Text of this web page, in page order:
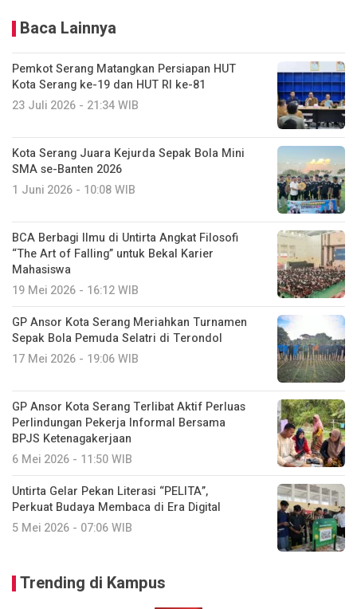
Baca Lainnya
Pemkot Serang Matangkan Persiapan HUT
Kota Serang ke-19 dan HUT RI ke-81
23 Juli 2026 - 21:34 WIB
Kota Serang Juara Kejurda Sepak Bola Mini
SMA se-Banten 2026
1 Juni 2026 - 10:08 WIB
BCA Berbagi Ilmu di Untirta Angkat Filosofi
“The Art of Falling” untuk Bekal Karier
Mahasiswa
19 Mei 2026 - 16:12 WIB
GP Ansor Kota Serang Meriahkan Turnamen
Sepak Bola Pemuda Selatri di Terondol
17 Mei 2026 - 19:06 WIB
GP Ansor Kota Serang Terlibat Aktif Perluas
Perlindungan Pekerja Informal Bersama
BPJS Ketenagakerjaan
6 Mei 2026 - 11:50 WIB
Untirta Gelar Pekan Literasi “PELITA”,
Perkuat Budaya Membaca di Era Digital
5 Mei 2026 - 07:06 WIB
Trending di Kampus